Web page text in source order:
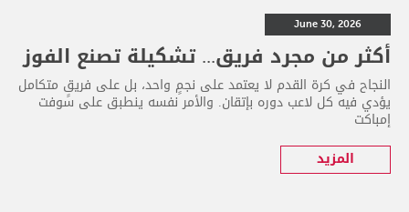
June 30, 2026
أكثر من مجرد فريق... تشكيلة تصنع الفوز
النجاح في كرة القدم لا يعتمد على نجمٍ واحد، بل على فريقٍ متكامل
يؤدي فيه كل لاعب دوره بإتقان. والأمر نفسه ينطبق على سوفت
إمباكت
المزيد